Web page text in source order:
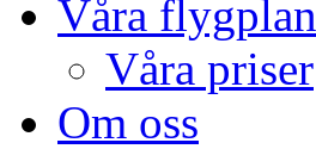
Våra flygplan
Våra priser
Om oss